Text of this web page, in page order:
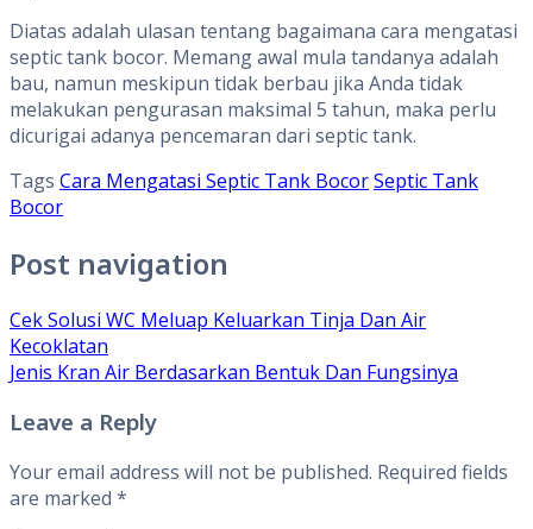
Diatas adalah ulasan tentang bagaimana cara mengatasi
septic tank bocor. Memang awal mula tandanya adalah
bau, namun meskipun tidak berbau jika Anda tidak
melakukan pengurasan maksimal 5 tahun, maka perlu
dicurigai adanya pencemaran dari septic tank.
Tags Cara Mengatasi Septic Tank BocorSeptic Tank
Bocor
Post navigation
Cek Solusi WC Meluap Keluarkan Tinja Dan Air
Kecoklatan
Jenis Kran Air Berdasarkan Bentuk Dan Fungsinya
Leave a Reply
Your email address will not be published. Required fields
are marked *